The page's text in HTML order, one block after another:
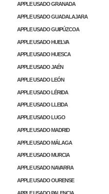
APPLE USADO GRANADA
APPLE USADO GUADALAJARA
APPLE USADO GUIPÚZCOA
APPLE USADO HUELVA
APPLE USADO HUESCA
APPLE USADO JAÉN
APPLE USADO LEÓN
APPLE USADO LÉRIDA
APPLE USADO LLEIDA
APPLE USADO LUGO
APPLE USADO MADRID
APPLE USADO MÁLAGA
APPLE USADO MURCIA
APPLE USADO NAVARRA
APPLE USADO OURENSE
APPLE USADO PALENCIA